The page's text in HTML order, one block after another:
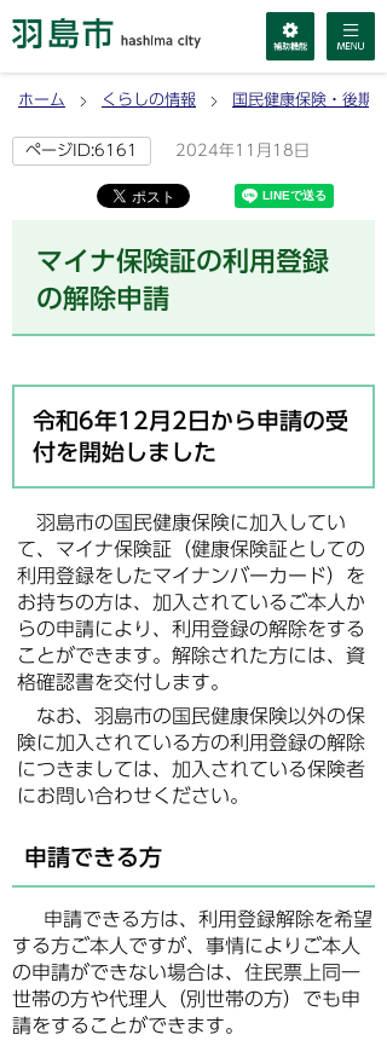
ホーム くらしの情報 国民健康保険・後期
ページID:6161 2024年11月18日
マイナ保険証の利用登録
の解除申請
令和6年12月2日から申請の受
付を開始しました
羽島市の国民健康保険に加入してい
て、マイナ保険証（健康保険証としての
利用登録をしたマイナンバーカード）を
お持ちの方は、加入されているご本人か
らの申請により、利用登録の解除をする
ことができます。解除された方には、資
格確認書を交付します。
なお、羽島市の国民健康保険以外の保
険に加入されている方の利用登録の解除
につきましては、加入されている保険者
にお問い合わせください。
申請できる方
申請できる方は、利用登録解除を希望
する方ご本人ですが、事情によりご本人
の申請ができない場合は、住民票上同一
世帯の方や代理人（別世帯の方）でも申
請をすることができます。